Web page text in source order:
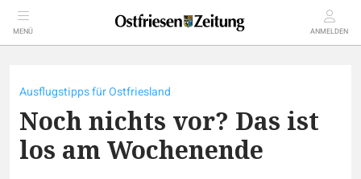
MENÜ ANMELDEN
Ausflugstipps für Ostfriesland
Noch nichts vor? Das ist
los am Wochenende